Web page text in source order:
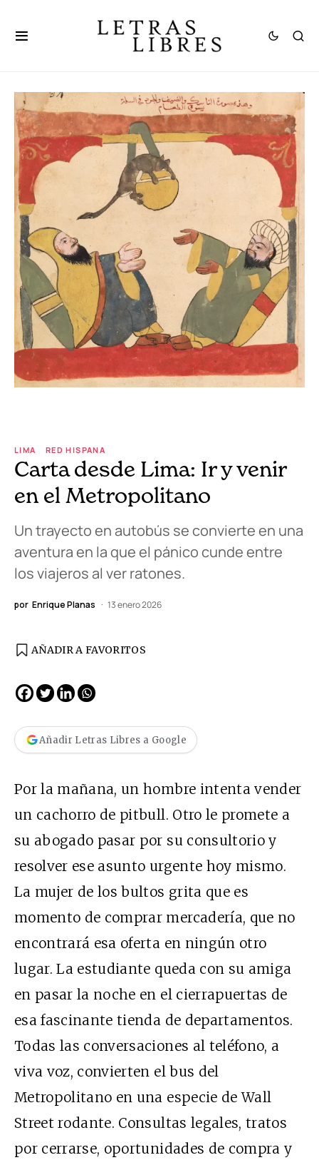
LIMA RED HISPANA
Carta desde Lima: Ir y venir
en el Metropolitano
Un trayecto en autobús se convierte en una
aventura en la que el pánico cunde entre
los viajeros al ver ratones.
por Enrique Planas 13 enero 2026
AÑADIR A FAVORITOS
Añadir Letras Libres a Google
Por la mañana, un hombre intenta vender
un cachorro de pitbull. Otro le promete a
su abogado pasar por su consultorio y
resolver ese asunto urgente hoy mismo.
La mujer de los bultos grita que es
momento de comprar mercadería, que no
encontrará esa oferta en ningún otro
lugar. La estudiante queda con su amiga
en pasar la noche en el cierrapuertas de
esa fascinante tienda de departamentos.
Todas las conversaciones al teléfono, a
viva voz, convierten el bus del
Metropolitano en una especie de Wall
Street rodante. Consultas legales, tratos
por cerrarse, oportunidades de compra y